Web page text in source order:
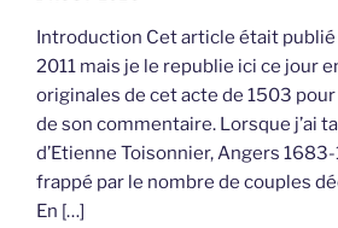
Introduction Cet article était publié
2011 mais je le republie ici ce jour
originales de cet acte de 1503
de son commentaire. Lorsque j’ai
d’Etienne Toisonnier, Angers 1683-
frappé par le nombre de couples
En […]